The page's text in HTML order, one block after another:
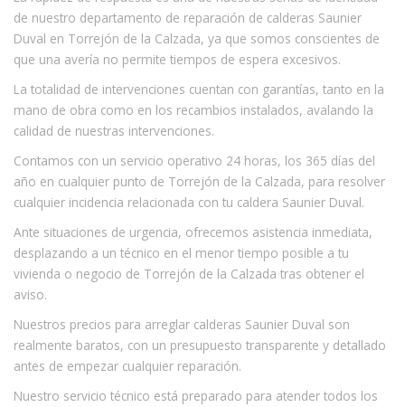
de nuestro departamento de reparación de calderas Saunier
Duval en Torrejón de la Calzada, ya que somos conscientes de
que una avería no permite tiempos de espera excesivos.
La totalidad de intervenciones cuentan con garantías, tanto en la
mano de obra como en los recambios instalados, avalando la
calidad de nuestras intervenciones.
Contamos con un servicio operativo 24 horas, los 365 días del
año en cualquier punto de Torrejón de la Calzada, para resolver
cualquier incidencia relacionada con tu caldera Saunier Duval.
Ante situaciones de urgencia, ofrecemos asistencia inmediata,
desplazando a un técnico en el menor tiempo posible a tu
vivienda o negocio de Torrejón de la Calzada tras obtener el
aviso.
Nuestros precios para arreglar calderas Saunier Duval son
realmente baratos, con un presupuesto transparente y detallado
antes de empezar cualquier reparación.
Nuestro servicio técnico está preparado para atender todos los